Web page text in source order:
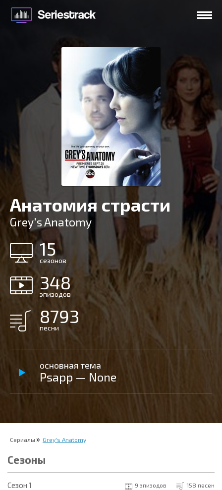
Анатомия страсти
Grey's Anatomy
15
сезонов
348
эпизодов
8793
песни
основная тема
Psapp — None
Сериалы Grey's Anatomy
Сезоны
Cезон 1 9 эпизодов 158 песен